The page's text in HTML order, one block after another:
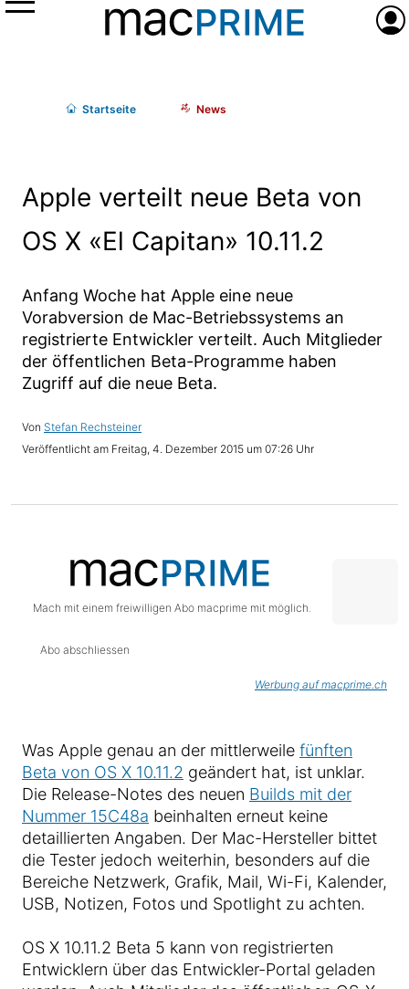
Menü
Startseite News
Apple verteilt neue Beta von
OS X «El Capitan» 10.11.2
Anfang Woche hat Apple eine neue
Vorabversion de Mac-Betriebssystems an
registrierte Entwickler verteilt. Auch Mitglieder
der öffentlichen Beta-Programme haben
Zugriff auf die neue Beta.
Stefan Rechsteiner
Freitag, 4. Dezember 2015 um 07:26 Uhr
Mach mit einem freiwilligen Abo macprime mit möglich.
Abo abschliessen
Werbung auf macprime.ch
Was Apple genau an der mittlerweile fünften
Beta von OS X 10.11.2 geändert hat, ist unklar.
Die Release-Notes des neuen Builds mit der
Nummer 15C48a beinhalten erneut keine
detaillierten Angaben. Der Mac-Hersteller bittet
die Tester jedoch weiterhin, besonders auf die
Bereiche Netzwerk, Grafik, Mail, Wi-Fi, Kalender,
USB, Notizen, Fotos und Spotlight zu achten.
OS X 10.11.2 Beta 5 kann von registrierten
Entwicklern über das Entwickler-Portal geladen